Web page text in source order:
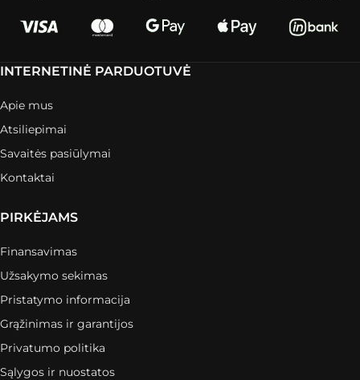
INTERNETINĖ PARDUOTUVĖ
Apie mus
Atsiliepimai
Savaitės pasiūlymai
Kontaktai
PIRKĖJAMS
Finansavimas
Užsakymo sekimas
Pristatymo informacija
Grąžinimas ir garantijos
Privatumo politika
Sąlygos ir nuostatos